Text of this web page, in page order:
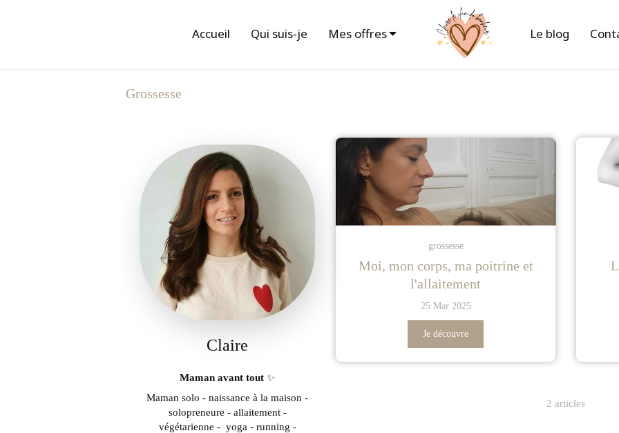
Accueil Qui suis-je Mes offres Le blog
Grossesse
grossesse
Moi, mon corps, ma poitrine et
l'allaitement
25 Mar 2025
Je découvre
2 articles
Claire
Maman avant tout ✨
Maman solo - naissance à la maison -
solopreneure - allaitement -
végétarienne - yoga - running -